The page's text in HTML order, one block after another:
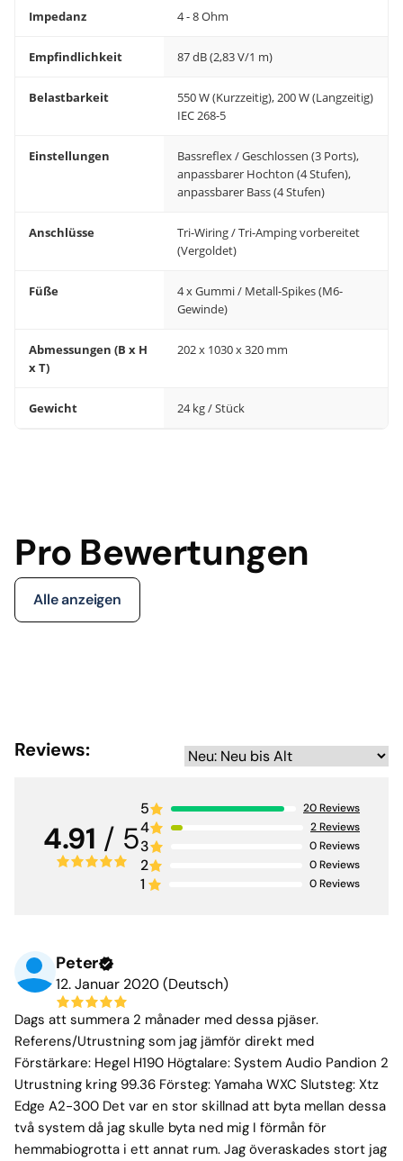
Impedanz 4 - 8 Ohm
Empfindlichkeit 87 dB (2,83 V/1 m)
Belastbarkeit
550 W (Kurzzeitig), 200 W (Langzeitig)
IEC 268-5
Einstellungen
Bassreflex / Geschlossen (3 Ports),
anpassbarer Hochton (4 Stufen),
anpassbarer Bass (4 Stufen)
Anschlüsse
Tri-Wiring / Tri-Amping vorbereitet
(Vergoldet)
Füße
4 x Gummi / Metall-Spikes (M6-
Gewinde)
Abmessungen (B x H
x T)
202 x 1030 x 320 mm
Gewicht 24 kg / Stück
Pro Bewertungen
Alle anzeigen
Reviews:
4.91 / 5
5 20Reviews
4 2Reviews
3 0Reviews
2 0Reviews
1 0Reviews
Peter
12. Januar 2020 (Deutsch)
Dags att summera 2 månader med dessa pjäser.
Referens/Utrustning som jag jämför direkt med
Förstärkare: Hegel H190 Högtalare: System Audio Pandion 2
Utrustning kring 99.36 Försteg: Yamaha WXC Slutsteg: Xtz
Edge A2-300 Det var en stor skillnad att byta mellan dessa
två system då jag skulle byta ned mig I förmån för
hemmabiogrotta i ett annat rum. Jag överaskades stort jag